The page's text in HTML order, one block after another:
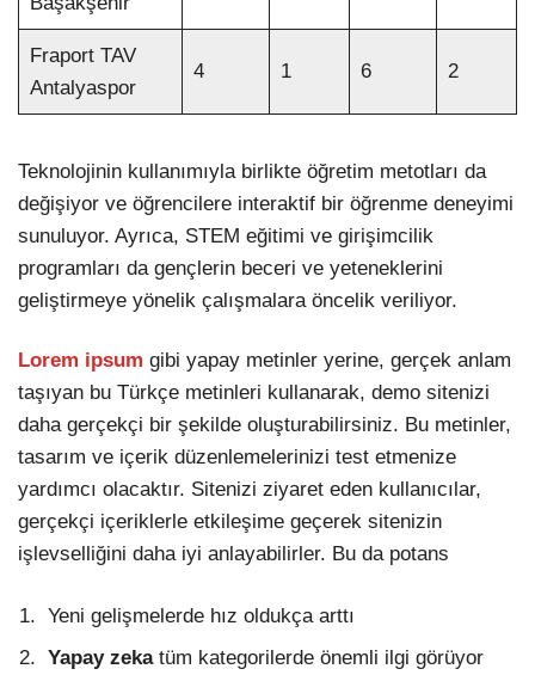
Fraport TAV
Antalyaspor
4 1 6 2
Teknolojinin kullanımıyla birlikte öğretim metotları da
değişiyor ve öğrencilere interaktif bir öğrenme deneyimi
sunuluyor. Ayrıca, STEM eğitimi ve girişimcilik
programları da gençlerin beceri ve yeteneklerini
geliştirmeye yönelik çalışmalara öncelik veriliyor.
Lorem ipsum gibi yapay metinler yerine, gerçek anlam
taşıyan bu Türkçe metinleri kullanarak, demo sitenizi
daha gerçekçi bir şekilde oluşturabilirsiniz. Bu metinler,
tasarım ve içerik düzenlemelerinizi test etmenize
yardımcı olacaktır. Sitenizi ziyaret eden kullanıcılar,
gerçekçi içeriklerle etkileşime geçerek sitenizin
işlevselliğini daha iyi anlayabilirler. Bu da potans
Yeni gelişmelerde hız oldukça arttı
Yapay zekatüm kategorilerde önemli ilgi görüyor